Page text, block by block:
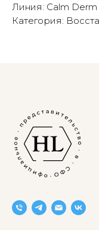
Линия: Calm Derm
Категория: